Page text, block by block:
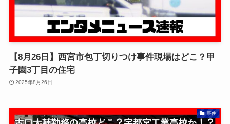
【8月26日】西宮市包丁切りつけ事件現場はどこ？甲
子園3丁目の住宅
2025年8月26日
事件